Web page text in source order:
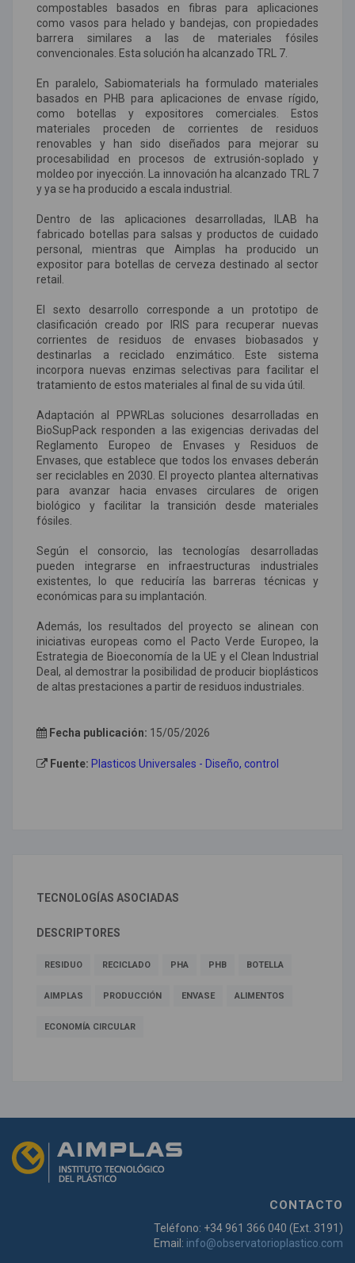
compostables basados en fibras para aplicaciones
como vasos para helado y bandejas, con propiedades
barrera similares a las de materiales fósiles
convencionales. Esta solución ha alcanzado TRL 7.
En paralelo, Sabiomaterials ha formulado materiales
basados en PHB para aplicaciones de envase rígido,
como botellas y expositores comerciales. Estos
materiales proceden de corrientes de residuos
renovables y han sido diseñados para mejorar su
procesabilidad en procesos de extrusión-soplado y
moldeo por inyección. La innovación ha alcanzado TRL 7
y ya se ha producido a escala industrial.
Dentro de las aplicaciones desarrolladas, ILAB ha
fabricado botellas para salsas y productos de cuidado
personal, mientras que Aimplas ha producido un
expositor para botellas de cerveza destinado al sector
retail.
El sexto desarrollo corresponde a un prototipo de
clasificación creado por IRIS para recuperar nuevas
corrientes de residuos de envases biobasados y
destinarlas a reciclado enzimático. Este sistema
incorpora nuevas enzimas selectivas para facilitar el
tratamiento de estos materiales al final de su vida útil.
Adaptación al PPWRLas soluciones desarrolladas en
BioSupPack responden a las exigencias derivadas del
Reglamento Europeo de Envases y Residuos de
Envases, que establece que todos los envases deberán
ser reciclables en 2030. El proyecto plantea alternativas
para avanzar hacia envases circulares de origen
biológico y facilitar la transición desde materiales
fósiles.
Según el consorcio, las tecnologías desarrolladas
pueden integrarse en infraestructuras industriales
existentes, lo que reduciría las barreras técnicas y
económicas para su implantación.
Además, los resultados del proyecto se alinean con
iniciativas europeas como el Pacto Verde Europeo, la
Estrategia de Bioeconomía de la UE y el Clean Industrial
Deal, al demostrar la posibilidad de producir bioplásticos
de altas prestaciones a partir de residuos industriales.
Fecha publicación: 15/05/2026
Fuente: Plasticos Universales - Diseño, control
TECNOLOGÍAS ASOCIADAS
DESCRIPTORES
RESIDUO RECICLADO PHA PHB BOTELLA
AIMPLAS PRODUCCIÓN ENVASE ALIMENTOS
ECONOMÍA CIRCULAR
CONTACTO
Teléfono: +34 961 366 040 (Ext. 3191)
Email: info@observatorioplastico.com